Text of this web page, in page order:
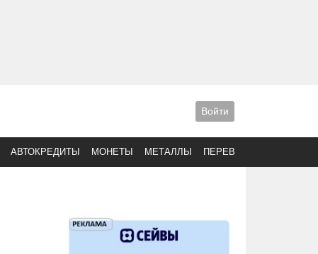
Войти
АВТОКРЕДИТЫ МОНЕТЫ МЕТАЛЛЫ ПЕРЕВОДЫ